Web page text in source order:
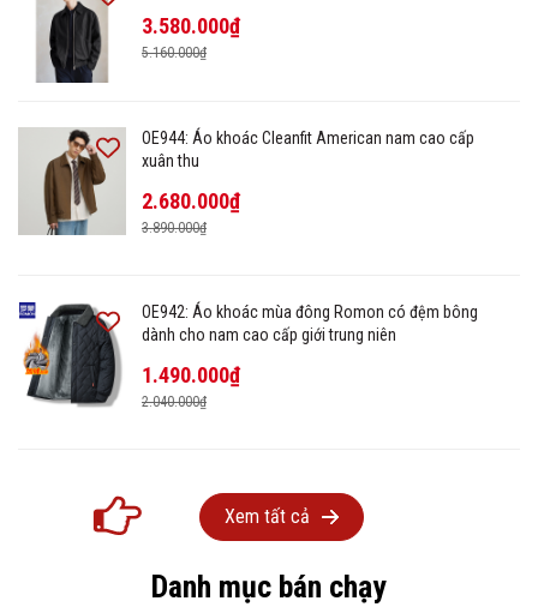
3.580.000₫
5.160.000₫
OE944: Áo khoác Cleanfit American nam cao cấp
xuân thu
2.680.000₫
3.890.000₫
OE942: Áo khoác mùa đông Romon có đệm bông
dành cho nam cao cấp giới trung niên
1.490.000₫
2.040.000₫
Xem tất cả
Danh mục bán chạy